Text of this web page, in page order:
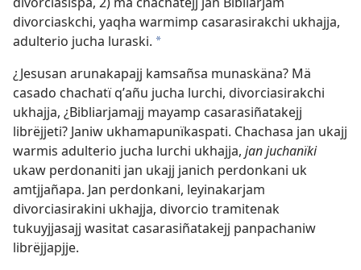
divorciaskchi, yaqha warmimp casarasirakchi ukhajja,
adulterio jucha luraski. a
¿Jesusan arunakapajj kamsañsa munaskäna? Mä
casado chachatï qʼañu jucha lurchi, divorciasirakchi
ukhajja, ¿Bibliarjamajj mayamp casarasiñatakejj
librëjjeti? Janiw ukhamapunïkaspati. Chachasa jan ukajj
warmis adulterio jucha lurchi ukhajja, jan juchanïki
ukaw perdonaniti jan ukajj janich perdonkani uk
amtjjañapa. Jan perdonkani, leyinakarjam
divorciasirakini ukhajja, divorcio tramitenak
tukuyjjasajj wasitat casarasiñatakejj panpachaniw
librëjjapjje.